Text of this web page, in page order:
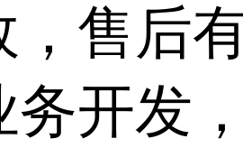
，售后
务开发